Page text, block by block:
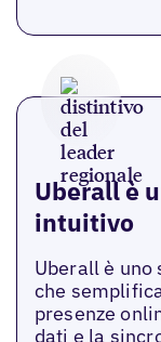
Uberall è
intuitivo
Uberall è
che
presenze
dati e la